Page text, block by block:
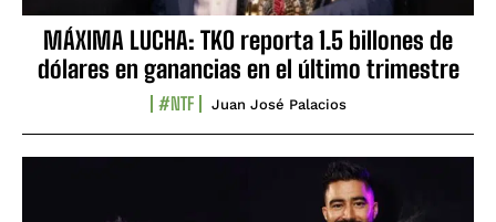
MÁXIMA LUCHA: TKO reporta 1.5 billones de
dólares en ganancias en el último trimestre
#NTF Juan José Palacios